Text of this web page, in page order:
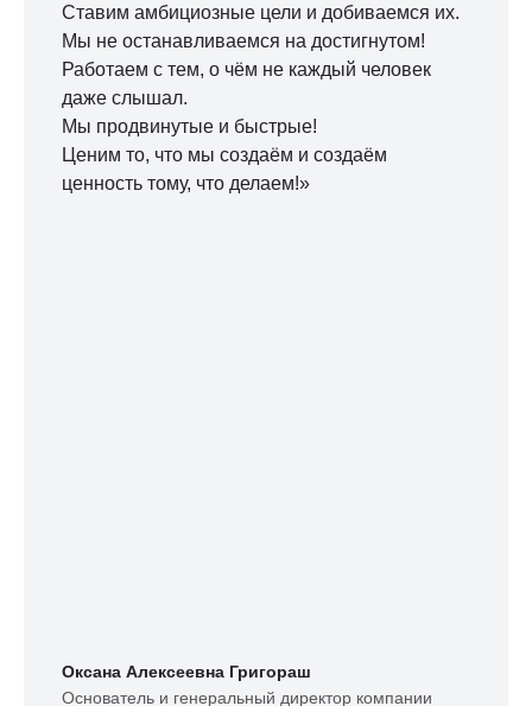
Ставим амбициозные цели и добиваемся их.
Мы не останавливаемся на достигнутом!
Работаем с тем, о чём не каждый человек
даже слышал.
Мы продвинутые и быстрые!
Ценим то, что мы создаём и создаём
ценность тому, что делаем!»
Оксана Алексеевна Григораш
Основатель и генеральный директор компании